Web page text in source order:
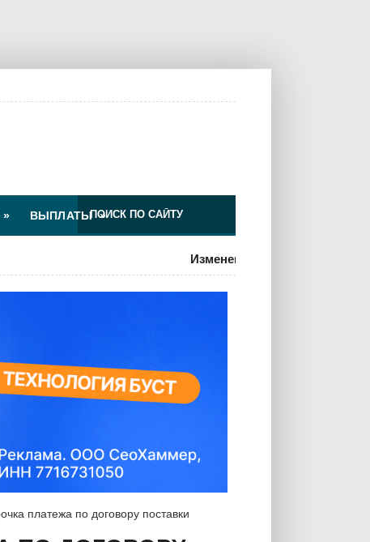
» ВЫПЛАТЫ»
Изменения для ООО по УСН
платежа по договору поставки